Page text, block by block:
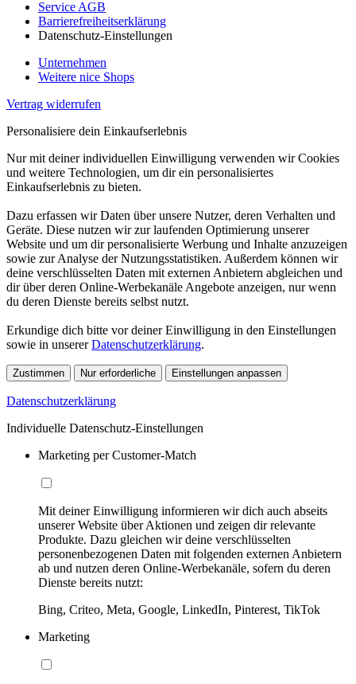
Service AGB
Barrierefreiheitserklärung
Datenschutz-Einstellungen
Unternehmen
Weitere nice Shops
Vertrag widerrufen
Personalisiere dein Einkaufserlebnis
Nur mit deiner individuellen Einwilligung verwenden wir Cookies
und weitere Technologien, um dir ein personalisiertes
Einkaufserlebnis zu bieten.
Dazu erfassen wir Daten über unsere Nutzer, deren Verhalten und
Geräte. Diese nutzen wir zur laufenden Optimierung unserer
Website und um dir personalisierte Werbung und Inhalte anzuzeigen
sowie zur Analyse der Nutzungsstatistiken. Außerdem können wir
deine verschlüsselten Daten mit externen Anbietern abgleichen und
dir über deren Online-Werbekanäle Angebote anzeigen, nur wenn
du deren Dienste bereits selbst nutzt.
Erkundige dich bitte vor deiner Einwilligung in den Einstellungen
sowie in unsererDatenschutzerklärung.
Zustimmen Nur erforderliche Einstellungen anpassen
Datenschutzerklärung
Individuelle Datenschutz-Einstellungen
Marketing per Customer-Match
Mit deiner Einwilligung informieren wir dich auch abseits
unserer Website über Aktionen und zeigen dir relevante
Produkte. Dazu gleichen wir deine verschlüsselten
personenbezogenen Daten mit folgenden externen Anbietern
ab und nutzen deren Online-Werbekanäle, sofern du deren
Dienste bereits nutzt:
Bing, Criteo, Meta, Google, LinkedIn, Pinterest, TikTok
Marketing